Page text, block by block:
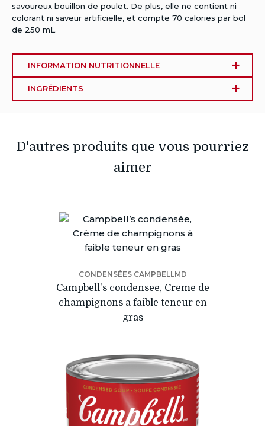
savoureux bouillon de poulet. De plus, elle ne contient ni
colorant ni saveur artificielle, et compte 70 calories par bol
de 250 mL.
INFORMATION NUTRITIONNELLE
INGRÉDIENTS
D'autres produits que vous pourriez
aimer
CONDENSÉES CAMPBELLMD
Campbell's condensee, Creme de
champignons a faible teneur en
gras